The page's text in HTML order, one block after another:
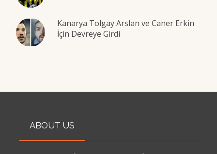
Kanarya Tolgay Arslan ve Caner Erkin
İçin Devreye Girdi
ABOUT US